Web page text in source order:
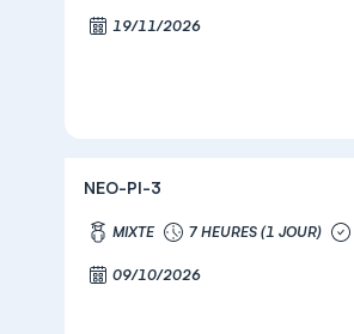
19/11/2026
NEO-PI-3
MIXTE 7 HEURES (1 JOUR)
09/10/2026